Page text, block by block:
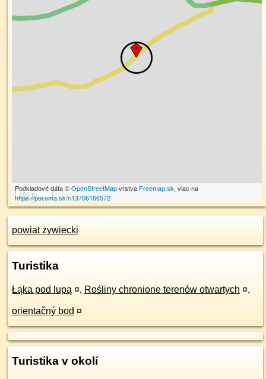
100 m
Podkladové dáta ©OpenStreetMapvrstva Freemap.sk, viac na
https://poi.oma.sk/n13706166572
powiat żywiecki
Turistika
Łąka pod lupą ¤, Rośliny chronione terenów otwartych ¤,
orientačný bod ¤
Turistika v okolí